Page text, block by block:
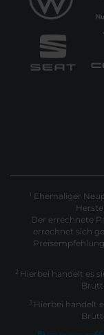
1 Ehemaliger
Der errechnete
errechnet sich
2 Hierbei handelt es
3 Hierbei handelt